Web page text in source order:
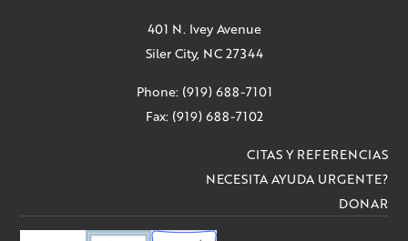
401 N. Ivey Avenue
Siler City, NC 27344
Phone: (919) 688-7101
Fax: (919) 688-7102
CITAS Y REFERENCIAS
NECESITA AYUDA URGENTE?
DONAR